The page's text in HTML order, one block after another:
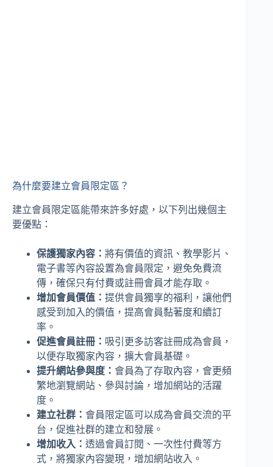
為什麼要建立會員限定區？
建立會員限定區能帶來許多好處，以下列出幾個主
要優點：
保護獨家內容： 將有價值的資訊、教學影片、
電子書等內容設置為會員限定，避免免費流
傳，確保只有付費或註冊會員才能存取。
增加會員價值： 提供會員獨享的福利，讓他們
感受到加入的價值，提高會員黏著度和續訂
率。
促進會員註冊： 吸引更多訪客註冊成為會員，
以便存取獨家內容，擴大會員基礎。
提升網站參與度： 會員為了存取內容，會更頻
繁地瀏覽網站、參與討論，增加網站的活躍
度。
建立社群： 會員限定區可以成為會員交流的平
台，促進社群的建立和發展。
增加收入： 透過會員訂閱、一次性付費等方
式，將獨家內容變現，增加網站收入。